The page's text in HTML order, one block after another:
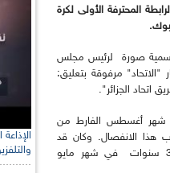
المحترفة الأولى لكرة
صورة لرئيس مجلس
مرفوقة بتعليق:
اتحاد الجزائر".
شهر أغسطس الفارط من
هذا الانفصال. وكان قد
التحق بالنادي العاصمي بعقد لمدة 3 سنوات في شهر مايو